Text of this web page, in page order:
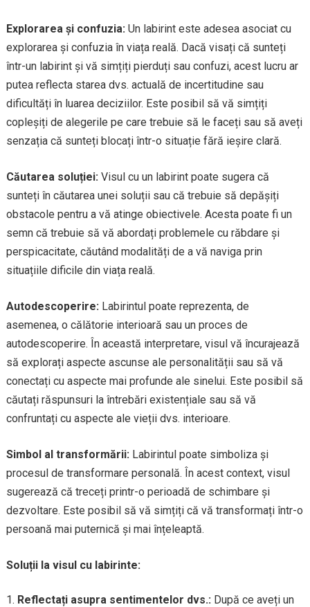
Explorarea și confuzia: Un labirint este adesea asociat cu
explorarea și confuzia în viața reală. Dacă visați că sunteți
într-un labirint și vă simțiți pierduți sau confuzi, acest lucru ar
putea reflecta starea dvs. actuală de incertitudine sau
dificultăți în luarea deciziilor. Este posibil să vă simțiți
copleșiți de alegerile pe care trebuie să le faceți sau să aveți
senzația că sunteți blocați într-o situație fără ieșire clară.
Căutarea soluției: Visul cu un labirint poate sugera că
sunteți în căutarea unei soluții sau că trebuie să depășiți
obstacole pentru a vă atinge obiectivele. Acesta poate fi un
semn că trebuie să vă abordați problemele cu răbdare și
perspicacitate, căutând modalități de a vă naviga prin
situațiile dificile din viața reală.
Autodescoperire: Labirintul poate reprezenta, de
asemenea, o călătorie interioară sau un proces de
autodescoperire. În această interpretare, visul vă încurajează
să explorați aspecte ascunse ale personalității sau să vă
conectați cu aspecte mai profunde ale sinelui. Este posibil să
căutați răspunsuri la întrebări existențiale sau să vă
confruntați cu aspecte ale vieții dvs. interioare.
Simbol al transformării: Labirintul poate simboliza și
procesul de transformare personală. În acest context, visul
sugerează că treceți printr-o perioadă de schimbare și
dezvoltare. Este posibil să vă simțiți că vă transformați într-o
persoană mai puternică și mai înțeleaptă.
Soluții la visul cu labirinte:
Reflectați asupra sentimentelor dvs.: După ce aveți un